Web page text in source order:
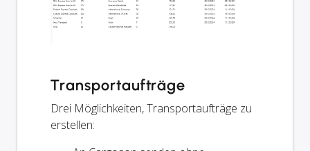
Transportaufträge
Drei Möglichkeiten, Transportaufträge zu
erstellen: